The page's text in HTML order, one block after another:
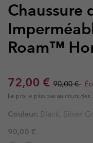
Chaussure
Roam™
Sale price:
72,00 € Regular
90,00 €
Le prix le plus bas au cours des
Couleur: Black, Silver
90,00 €